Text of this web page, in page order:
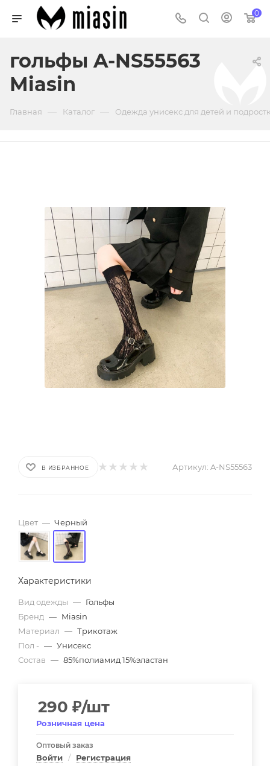
0
гольфы A-NS55563
Miasin
Главная Каталог Одежда унисекс для детей и
В ИЗБРАННОЕ Артикул: A-NS55563
Цвет — Черный
Характеристики
Вид одежды — Гольфы
Бренд — Miasin
Материал — Трикотаж
Пол - — Унисекс
Состав — 85%полиамид 15%эластан
290 ₽/шт
Розничная цена
Оптовый заказ
Войти / Регистрация